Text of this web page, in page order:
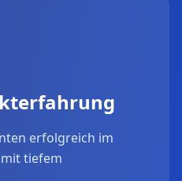
erfolgreich im
tiefem